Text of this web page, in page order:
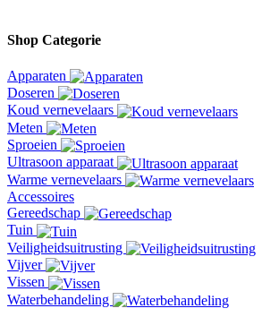
Shop Categorie
Apparaten
Doseren
Koud vernevelaars
Meten
Sproeien
Ultrasoon apparaat
Warme vernevelaars
Accessoires
Gereedschap
Tuin
Veiligheidsuitrusting
Vijver
Vissen
Waterbehandeling